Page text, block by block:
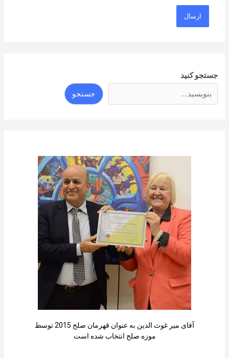
جستجو کنید
جستجو
آقای میر غوث الدین به عنوان قهرمان صلح 2015 توسط
موزه صلح انتخاب شده است